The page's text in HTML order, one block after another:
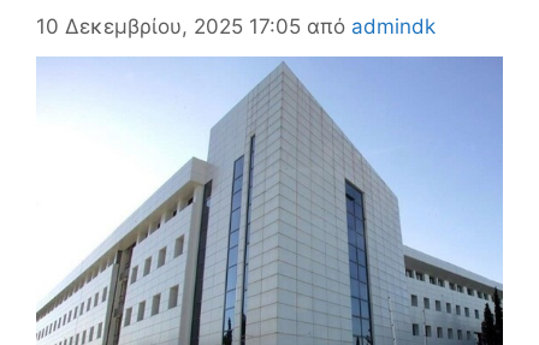
10 Δεκεμβρίου, 2025 17:05 από admindk